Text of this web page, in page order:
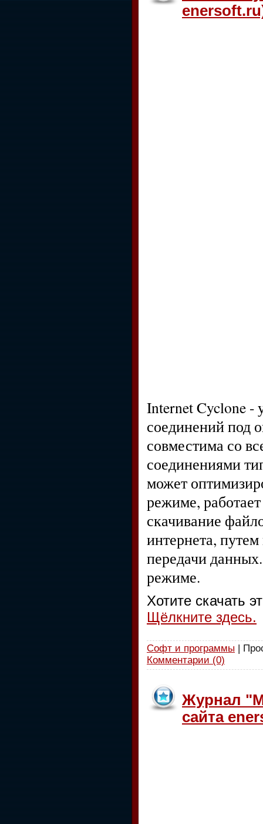
Internet Cyclone -
соединений под
совместима со
соединениями
может
режиме,
скачивание
интернета,
передачи
режиме.
Хотите скачать
Щёлкните здесь.
Софт и программы |
Комментарии (0)
Журнал
сайта